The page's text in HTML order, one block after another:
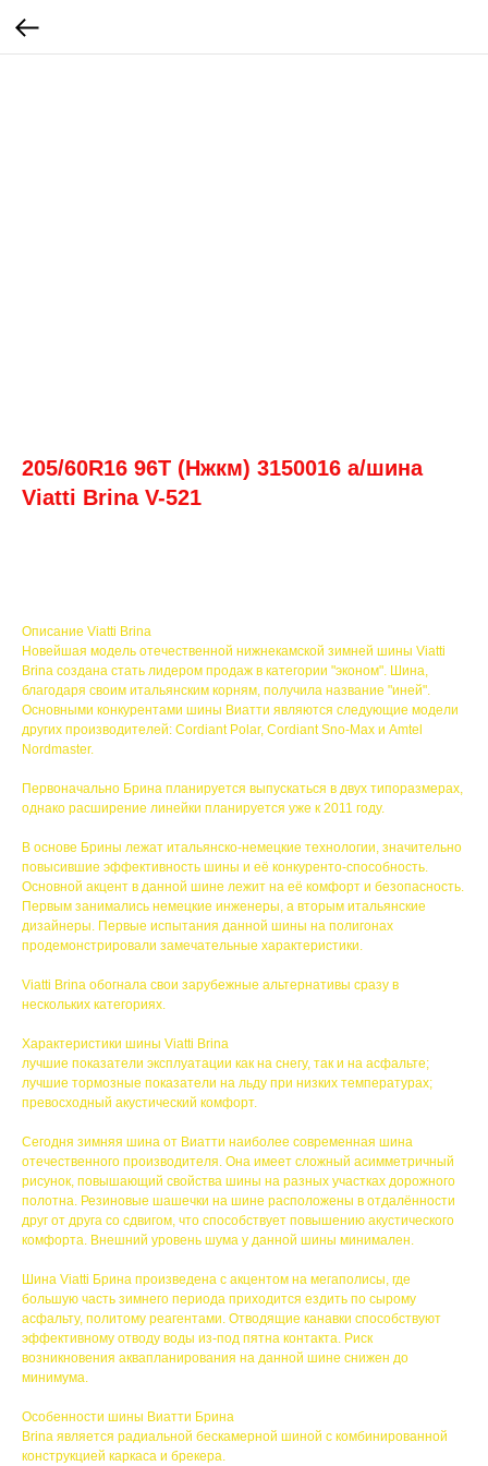
205/60R16 96T (Нжкм) 3150016 а/шина
Viatti Brina V-521
Описание Viatti Brina
Новейшая модель отечественной нижнекамской зимней шины Viatti
Brina создана стать лидером продаж в категории "эконом". Шина,
благодаря своим итальянским корням, получила название "иней".
Основными конкурентами шины Виатти являются следующие модели
других производителей: Cordiant Polar, Cordiant Sno-Max и Amtel
Nordmaster.
Первоначально Брина планируется выпускаться в двух типоразмерах,
однако расширение линейки планируется уже к 2011 году.
В основе Брины лежат итальянско-немецкие технологии, значительно
повысившие эффективность шины и её конкуренто-способность.
Основной акцент в данной шине лежит на её комфорт и безопасность.
Первым занимались немецкие инженеры, а вторым итальянские
дизайнеры. Первые испытания данной шины на полигонах
продемонстрировали замечательные характеристики.
Viatti Brina обогнала свои зарубежные альтернативы сразу в
нескольких категориях.
Характеристики шины Viatti Brina
лучшие показатели эксплуатации как на снегу, так и на асфальте;
лучшие тормозные показатели на льду при низких температурах;
превосходный акустический комфорт.
Сегодня зимняя шина от Виатти наиболее современная шина
отечественного производителя. Она имеет сложный асимметричный
рисунок, повышающий свойства шины на разных участках дорожного
полотна. Резиновые шашечки на шине расположены в отдалённости
друг от друга со сдвигом, что способствует повышению акустического
комфорта. Внешний уровень шума у данной шины минимален.
Шина Viatti Брина произведена с акцентом на мегаполисы, где
большую часть зимнего периода приходится ездить по сырому
асфальту, политому реагентами. Отводящие канавки способствуют
эффективному отводу воды из-под пятна контакта. Риск
возникновения аквапланирования на данной шине снижен до
минимума.
Особенности шины Виатти Брина
Brina является радиальной бескамерной шиной с комбинированной
конструкцией каркаса и брекера.